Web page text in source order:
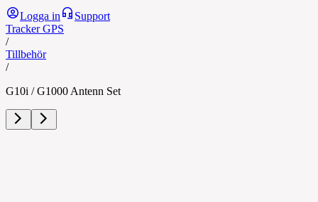
Logga in
Support
Tracker GPS
/
Tillbehör
/
G10i / G1000 Antenn Set